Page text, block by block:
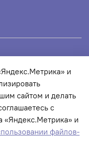
без письменного
и
сайтом и делать
с
«Яндекс.Метрика» и
файлов-